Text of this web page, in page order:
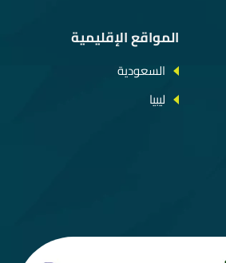
المواقع الإقليمية
السعودية
ليبيا